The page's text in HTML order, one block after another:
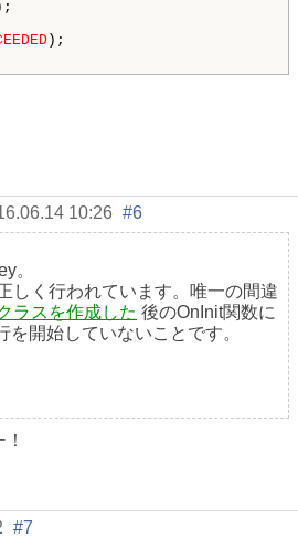
);
10:26 #6
。
しく行われています。唯一の間違
ラスを作成した 後のOnInit関数に
開始していないことです。
#7